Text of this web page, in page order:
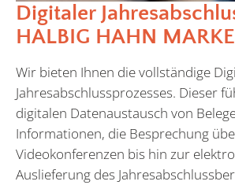
Digitaler
HALBIG HAHN
Wir bieten Ihnen die vollständige
Jahresabschlussprozesses. Dieser
digitalen Datenaustausch von
Informationen, die Besprechung
Videokonferenzen bis hin zur
Auslieferung des